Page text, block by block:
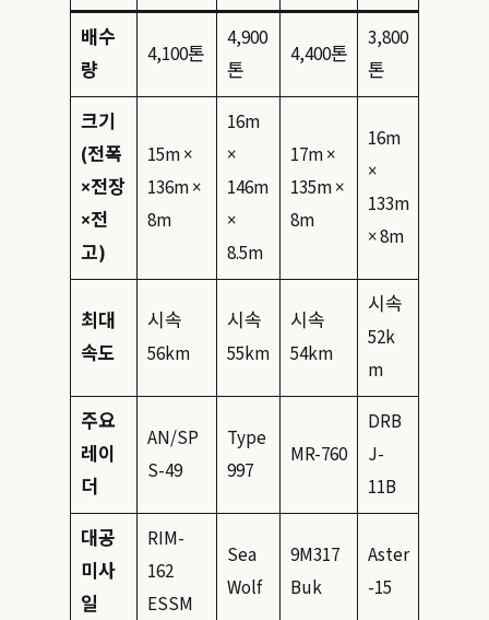
배수
량
4,100톤
4,900
톤
4,400톤
3,800
톤
크기
(전폭
×전장
×전
고)
15m ×
136m ×
8m
16m
×
146m
×
8.5m
17m ×
135m ×
8m
16m
×
133m
× 8m
최대
속도
시속
56km
시속
55km
시속
54km
시속
52k
m
주요
레이
더
AN/SP
S-49
Type
997
MR-760
DRB
J-
11B
대공
미사
일
RIM-
162
ESSM
Sea
Wolf
9M317
Buk
Aster
-15